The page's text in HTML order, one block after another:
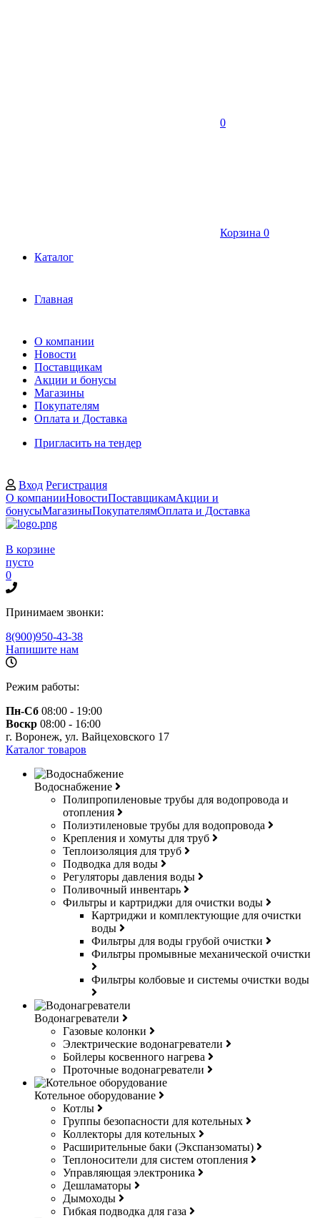
0
Корзина 0
Каталог
Главная
О компании
Новости
Поставщикам
Акции и бонусы
Магазины
Покупателям
Оплата и Доставка
Пригласить на тендер
Вход Регистрация
О компанииНовостиПоставщикамАкции и
бонусыМагазиныПокупателямОплата и Доставка
В корзине
пусто
0
Принимаем звонки:
8(900)950-43-38
Напишите нам
Режим работы:
Пн-Сб 08:00 - 19:00
Воскр 08:00 - 16:00
г. Воронеж, ул. Вайцеховского 17
Каталог товаров
Водоснабжение
Полипропиленовые трубы для водопровода и
отопления
Полиэтиленовые трубы для водопровода
Крепления и хомуты для труб
Теплоизоляция для труб
Подводка для воды
Регуляторы давления воды
Поливочный инвентарь
Фильтры и картриджи для очистки воды
Картриджи и комплектующие для очистки
воды
Фильтры для воды грубой очистки
Фильтры промывные механической очистки
Фильтры колбовые и системы очистки воды
Водонагреватели
Газовые колонки
Электрические водонагреватели
Бойлеры косвенного нагрева
Проточные водонагреватели
Котельное оборудование
Котлы
Группы безопасности для котельных
Коллекторы для котельных
Расширительные баки (Экспанзоматы)
Теплоносители для систем отопления
Управляющая электроника
Дешламаторы
Дымоходы
Гибкая подводка для газа